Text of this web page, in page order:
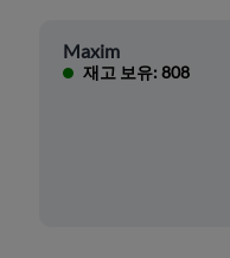
Maxim
재고 보유: 808